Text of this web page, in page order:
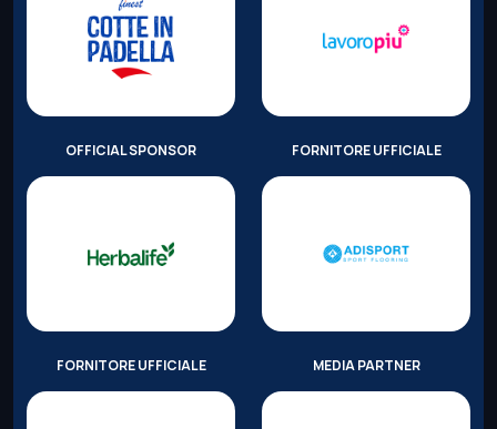
OFFICIAL SPONSOR FORNITORE UFFICIALE
FORNITORE UFFICIALE MEDIA PARTNER